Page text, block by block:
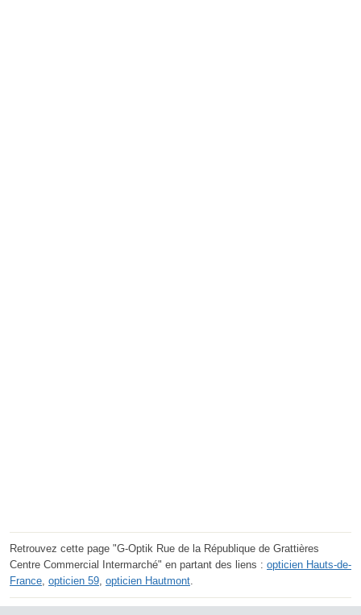
Retrouvez cette page "G-Optik Rue de la République de Grattières
Centre Commercial Intermarché" en partant des liens : opticien Hauts-de-
France opticien 59 opticien Hautmont